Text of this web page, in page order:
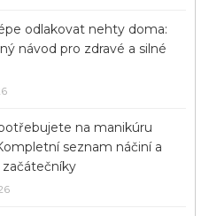
odlakovat nehty doma:
návod pro zdravé a silné
na manikúru
seznam náčiní a